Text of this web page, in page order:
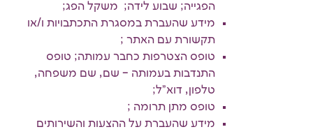
הפגייה; שבוע לידה; משקל הפג;
מידע שהעברת במסגרת התכתבויות ו/או
תקשורת עם האתר ;
טופס הצטרפות כחבר עמותה; טופס
התנדבות בעמותה – שם, שם משפחה,
טלפון, דוא"ל;
טופס מתן תרומה ;
מידע שהעברת על ההצעות והשירותים